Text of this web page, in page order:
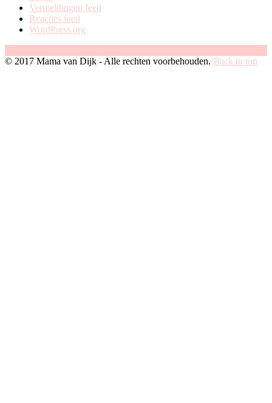
Vermeldingen feed
Reacties feed
WordPress.org
© 2017 Mama van Dijk - Alle rechten voorbehouden. Back to top